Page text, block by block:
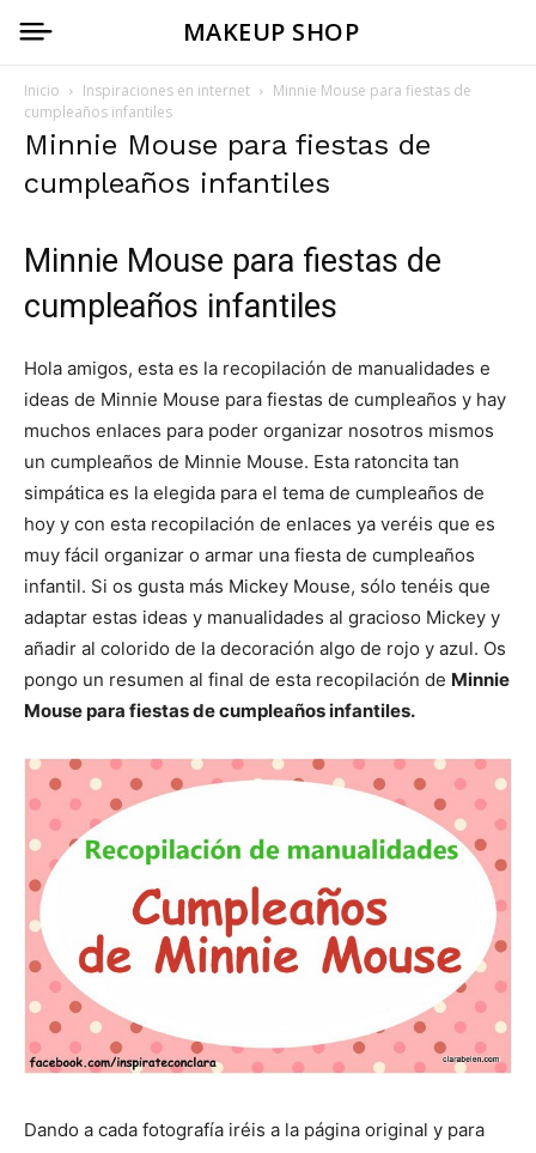
MAKEUP SHOP
Inicio Inspiraciones en internet
Minnie Mouse para fiestas de
cumpleaños infantiles
Minnie Mouse para fiestas de
cumpleaños infantiles
Minnie Mouse para fiestas de
cumpleaños infantiles
Hola amigos, esta es la recopilación de manualidades e
ideas de Minnie Mouse para fiestas de cumpleaños y hay
muchos enlaces para poder organizar nosotros mismos
un cumpleaños de Minnie Mouse. Esta ratoncita tan
simpática es la elegida para el tema de cumpleaños de
hoy y con esta recopilación de enlaces ya veréis que es
muy fácil organizar o armar una fiesta de cumpleaños
infantil. Si os gusta más Mickey Mouse, sólo tenéis que
adaptar estas ideas y manualidades al gracioso Mickey y
añadir al colorido de la decoración algo de rojo y azul. Os
pongo un resumen al final de esta recopilación de Minnie
Mouse para fiestas de cumpleaños infantiles.
Dando a cada fotografía iréis a la página original y para